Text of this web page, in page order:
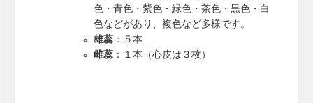
色・青色・紫色・緑色・茶色・黒色・白
色などがあり、複色など多様です。
雄蕊：５本
雌蕊：１本（心皮は３枚）